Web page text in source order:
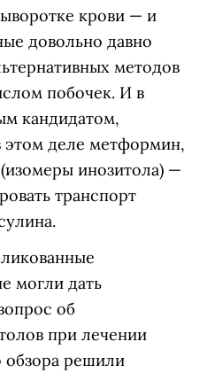
крови — и
довольно давно
методов
побочек. И в
кандидатом,
этом деле метформин,
инозитола) —
транспорт
могли дать
об
при лечении
решили